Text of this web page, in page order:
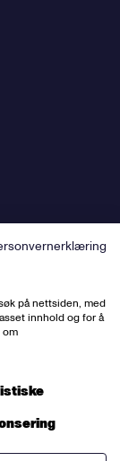
på nettsiden, med
innhold og for å